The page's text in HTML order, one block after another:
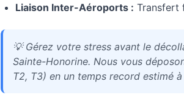
Liaison Inter-Aéroports : Transfert
💡 Gérez votre stress avant le
Sainte-Honorine. Nous vous
T2, T3) en un temps record estimé